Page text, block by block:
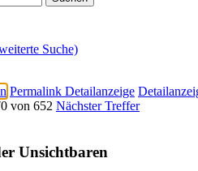
Suche)
Permalink Detailanzeige
von 652 Nächster Treffer
Unsichtbaren